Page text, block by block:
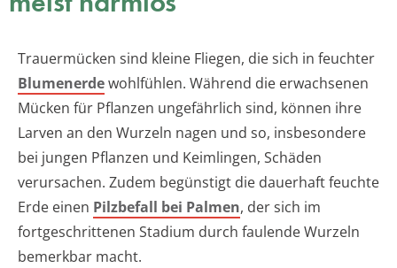
Trauermücken sind kleine Fliegen, die sich in feuchter
Blumenerdewohlfühlen. Während die erwachsenen
Mücken für Pflanzen ungefährlich sind, können ihre
Larven an den Wurzeln nagen und so, insbesondere
bei jungen Pflanzen und Keimlingen, Schäden
verursachen. Zudem begünstigt die dauerhaft feuchte
Erde einen Pilzbefall bei Palmen, der sich im
fortgeschrittenen Stadium durch faulende Wurzeln
bemerkbar macht.